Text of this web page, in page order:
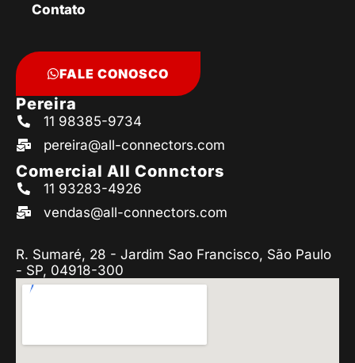
Contato
FALE CONOSCO
Pereira
11 98385-9734
pereira@all-connectors.com
Comercial All Connctors
11 93283-4926
vendas@all-connectors.com
R. Sumaré, 28 - Jardim Sao Francisco, São Paulo
- SP, 04918-300